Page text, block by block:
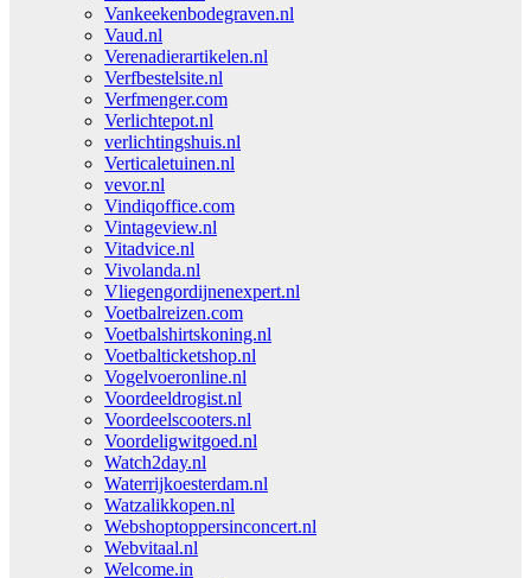
Vankeekenbodegraven.nl
Vaud.nl
Verenadierartikelen.nl
Verfbestelsite.nl
Verfmenger.com
Verlichtepot.nl
verlichtingshuis.nl
Verticaletuinen.nl
vevor.nl
Vindiqoffice.com
Vintageview.nl
Vitadvice.nl
Vivolanda.nl
Vliegengordijnenexpert.nl
Voetbalreizen.com
Voetbalshirtskoning.nl
Voetbalticketshop.nl
Vogelvoeronline.nl
Voordeeldrogist.nl
Voordeelscooters.nl
Voordeligwitgoed.nl
Watch2day.nl
Waterrijkoesterdam.nl
Watzalikkopen.nl
Webshoptoppersinconcert.nl
Webvitaal.nl
Welcome.in